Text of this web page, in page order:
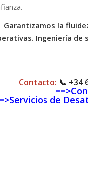
Garantizamos la
Ingeniería de
Contacto: 📞 +34
de